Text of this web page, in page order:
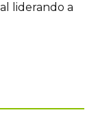
liderando a